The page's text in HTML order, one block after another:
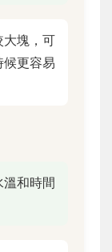
大塊，可
更容易
和時間